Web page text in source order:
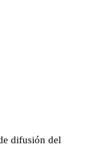
difusión del